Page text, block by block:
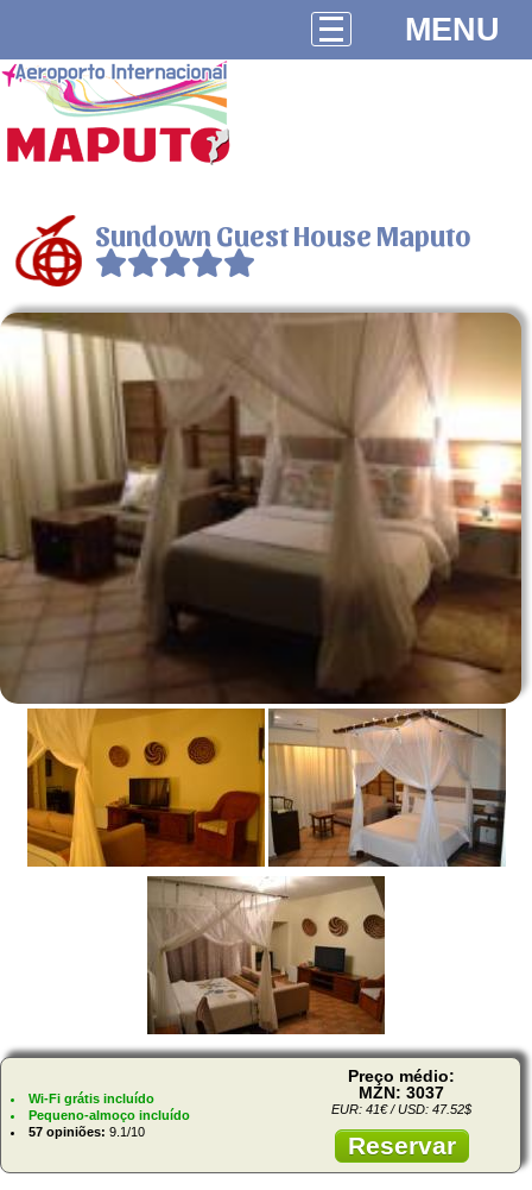
MENU
Sundown Guest House Maputo
Wi-Fi grátis incluído
Pequeno-almoço incluído
57 opiniões: 9.1/10
Preço médio:
MZN: 3037
EUR: 41€ / USD: 47.52$
Reservar